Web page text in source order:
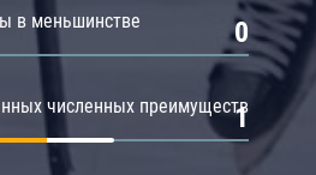
в меньшинстве 0
численных преимуществ
1